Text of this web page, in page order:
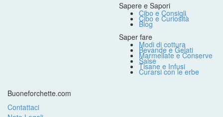
Sapere e Sapori
Cibo e Consigli
Cibo e Curiosità
Blog
Saper fare
Modi di cottura
Bevande e Gelati
Marmellate e Conserve
Salse
Tisane e Infusi
Curarsi con le erbe
Buoneforchette.com
Contattaci